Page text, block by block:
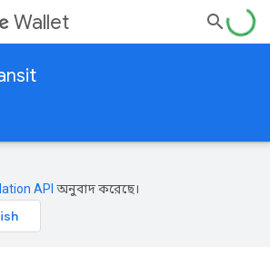
Wallet
API অনুবাদ করেছে।